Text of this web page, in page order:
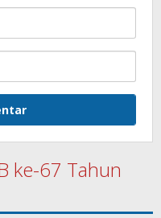
ke-67 Tahun